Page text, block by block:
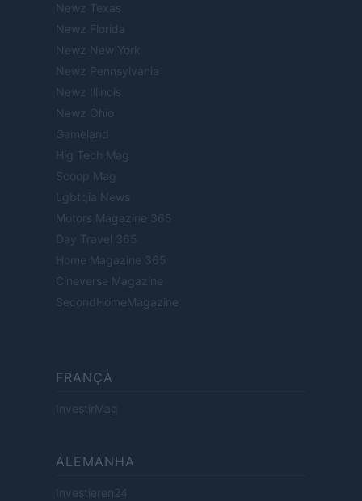
Newz Texas
Newz Florida
Newz New York
Newz Pennsylvania
Newz Illinois
Newz Ohio
Gameland
Hig Tech Mag
Scoop Mag
Lgbtqia News
Motors Magazine 365
Day Travel 365
Home Magazine 365
Cineverse Magazine
SecondHomeMagazine
FRANÇA
InvestirMag
ALEMANHA
Investieren24